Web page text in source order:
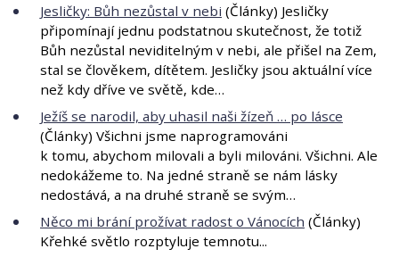
Jesličky: Bůh nezůstal v nebi (Články) Jesličky
připomínají jednu podstatnou skutečnost, že totiž
Bůh nezůstal neviditelným v nebi, ale přišel na Zem,
stal se člověkem, dítětem. Jesličky jsou aktuální více
než kdy dříve ve světě, kde…
Ježíš se narodil, aby uhasil naši žízeň … po lásce
(Články) Všichni jsme naprogramováni
k tomu, abychom milovali a byli milováni. Všichni. Ale
nedokážeme to. Na jedné straně se nám lásky
nedostává, a na druhé straně se svým…
Něco mi brání prožívat radost o Vánocích (Články)
Křehké světlo rozptyluje temnotu...